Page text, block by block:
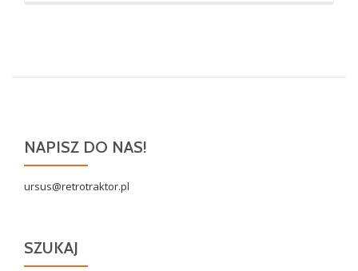
NAPISZ DO NAS!
ursus@retrotraktor.pl
SZUKAJ